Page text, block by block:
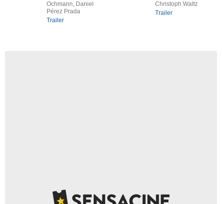
Ochmann, Daniel
Pérez Prada
Trailer
Christoph Waltz
Trailer